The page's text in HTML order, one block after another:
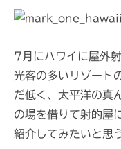
軍
銃
が
5
0
以
7月にハワイに屋外
光客の多いリゾート
だ低く、太平洋の真
の場を借りて射的屋
紹介してみたいと思